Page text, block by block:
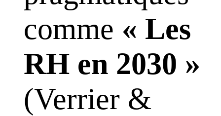
comme « Les
RH en 2030 »
(Verrier &